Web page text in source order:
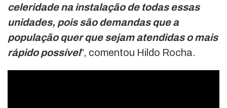
celeridade na instalação de todas essas
unidades, pois são demandas que a
população quer que sejam atendidas o mais
rápido possível”, comentou Hildo Rocha.